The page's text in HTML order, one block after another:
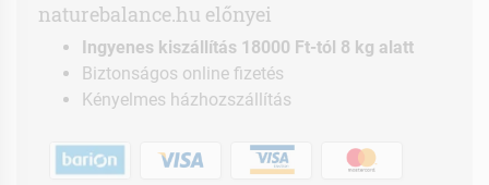
naturebalance.hu előnyei
Ingyenes kiszállítás 18000 Ft-tól 8 kg alatt
Biztonságos online fizetés
Kényelmes házhozszállítás